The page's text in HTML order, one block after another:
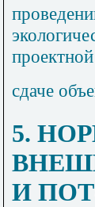
сдаче
5.
И